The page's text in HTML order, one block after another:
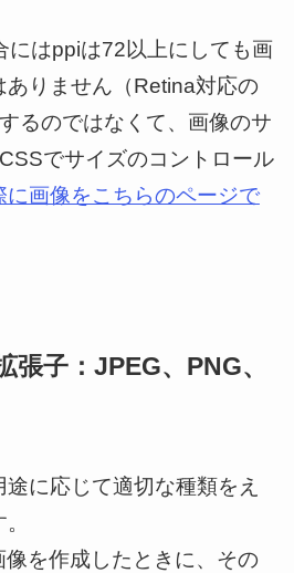
にはppiは72以上にしても画
ありません（Retina対応の
るのではなくて、画像のサ
でサイズのコントロール
に画像をこちらのページで
張子：JPEG、PNG、
に応じて適切な種類をえ
を作成したときに、その